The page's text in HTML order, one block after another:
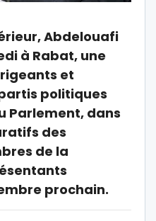
Abdelouafi
à Rabat, une
et
politiques
Parlement, dans
des
de la
prochain.